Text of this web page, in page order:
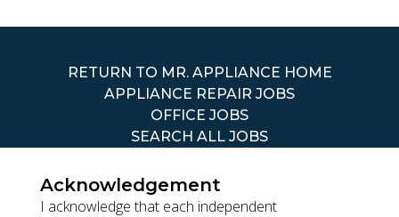
RETURN TO MR. APPLIANCE HOME
APPLIANCE REPAIR JOBS
OFFICE JOBS
SEARCH ALL JOBS
Acknowledgement
I acknowledge that each independent